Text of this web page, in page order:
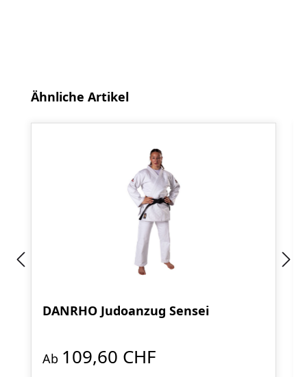
Produktgalerie überspringen
Ähnliche Artikel
DANRHO Judoanzug Sensei
Ab 109,60 CHF